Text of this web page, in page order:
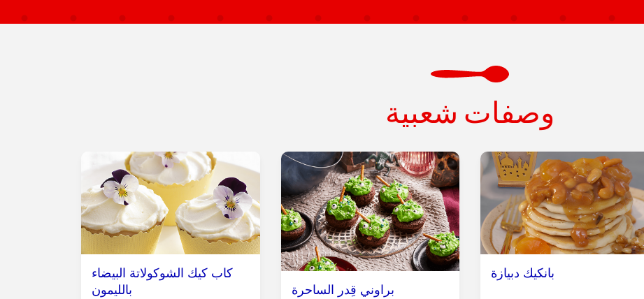
وصفات شعبية
بانكيك دبيازة
براوني قِدر الساحرة
كاب كيك الشوكولاتة البيضاء
بالليمون